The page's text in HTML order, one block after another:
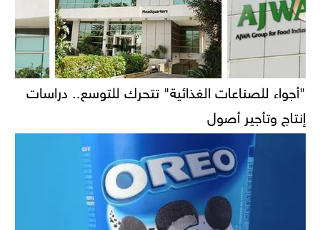
"أجواء للصناعات الغذائية" تتحرك للتوسع.. دراسات
إنتاج وتأجير أصول